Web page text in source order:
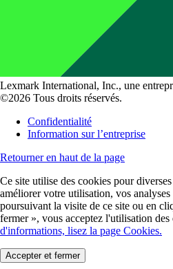
Lexmark International, Inc., une
©2026 Tous droits réservés.
Confidentialité
Information sur l’entreprise
Retourner en haut de la page
Ce site utilise des cookies pour
améliorer votre utilisation, vos
poursuivant la visite de ce site ou en
fermer », vous acceptez l'utilisation des
d'informations, lisez la page Cookies.
Accepter et fermer